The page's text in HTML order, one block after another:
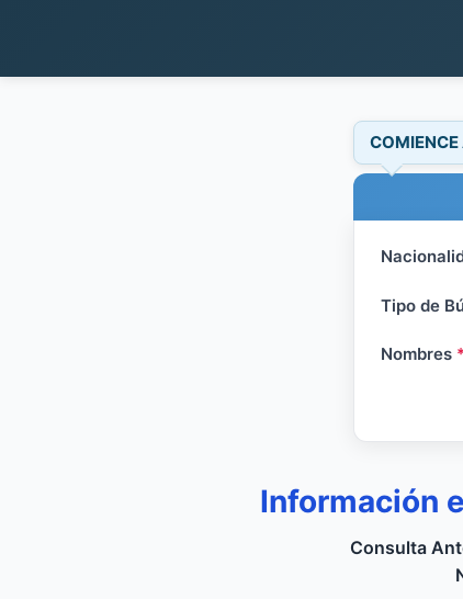
COMIENCE
Tipo de
Nombres *
Información
Consulta